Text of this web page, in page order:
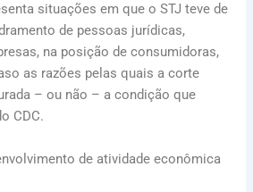
situações em que o STJ teve de
de pessoas jurídicas,
na posição de consumidoras,
as razões pelas quais a corte
– ou não – a condição que
CDC.
de atividade econômica